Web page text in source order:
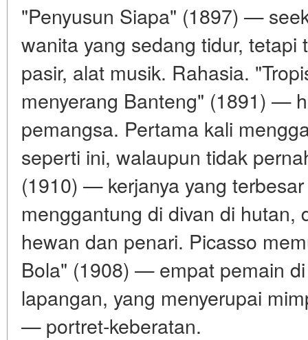
"Penyusun Siapa" (1897) —
wanita yang sedang tidur,
pasir, alat musik. Rahasia.
menyerang Banteng" (1891) —
pemangsa. Pertama kali
seperti ini, walaupun tidak
(1910) — kerjanya yang
menggantung di divan di hutan,
hewan dan penari. Picasso
Bola" (1908) — empat pemain
lapangan, yang menyerupai
— portret-keberatan.